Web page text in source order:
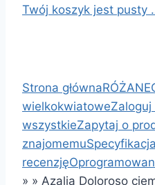
Twój koszyk jest pusty
Strona główna
wielkokwiatoweZaloguj
wszystkieZapytaj o
znajomemu
recenzję
» » Azalia Doloroso